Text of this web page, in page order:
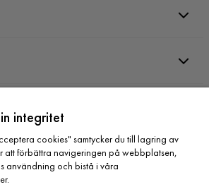
integritet
cookies" samtycker du till lagring av
att förbättra navigeringen på webbplatsen,
användning och bistå i våra